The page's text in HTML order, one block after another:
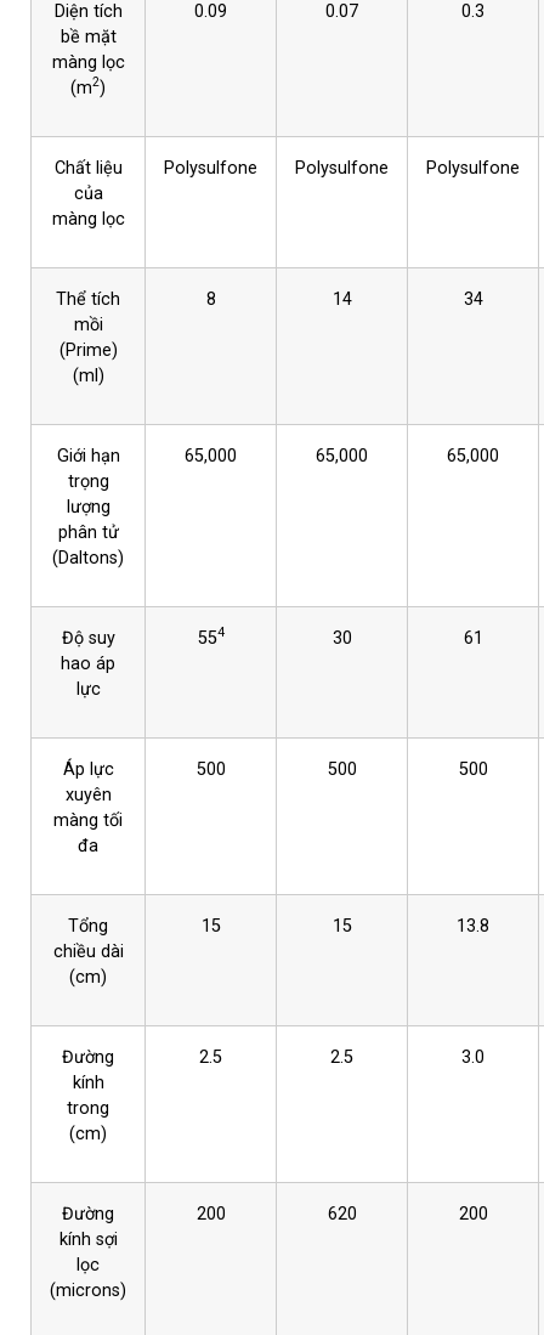
Diện tích
bề mặt
màng lọc
(m2)
0.09 0.07 0.3
Chất liệu
của
màng lọc
Polysulfone Polysulfone Polysulfone
Thể tích
mồi
(Prime)
(ml)
8 14 34
Giới hạn
trọng
lượng
phân tử
(Daltons)
65,000 65,000 65,000
Độ suy
hao áp
lực
554 30 61
Áp lực
xuyên
màng tối
đa
500 500 500
Tổng
chiều dài
(cm)
15 15 13.8
Đường
kính
trong
(cm)
2.5 2.5 3.0
Đường
kính sợi
lọc
(microns)
200 620 200